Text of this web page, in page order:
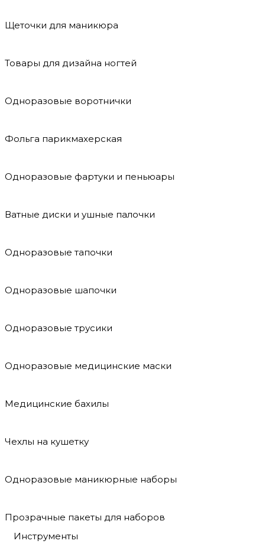
Щеточки для маникюра
Товары для дизайна ногтей
Одноразовые воротнички
Фольга парикмахерская
Одноразовые фартуки и пеньюары
Ватные диски и ушные палочки
Одноразовые тапочки
Одноразовые шапочки
Одноразовые трусики
Одноразовые медицинские маски
Медицинские бахилы
Чехлы на кушетку
Одноразовые маникюрные наборы
Прозрачные пакеты для наборов
Инструменты